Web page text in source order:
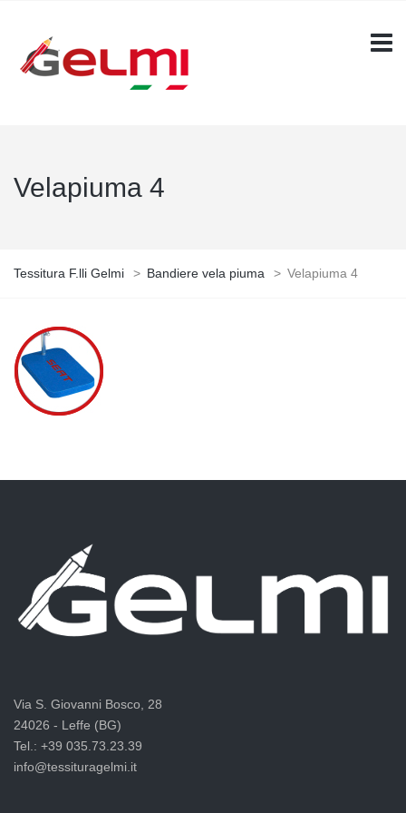
Velapiuma 4
Tessitura F.lli Gelmi > Bandiere vela piuma > Velapiuma 4
Via S. Giovanni Bosco, 28
24026 - Leffe (BG)
Tel.: +39 035.73.23.39
info@tessituragelmi.it